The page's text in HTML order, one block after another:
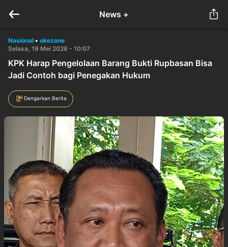
News +
Nasional • okezone
Selasa, 19 Mei 2026 - 10:07
KPK Harap Pengelolaan Barang Bukti Rupbasan Bisa
Jadi Contoh bagi Penegakan Hukum
Dengarkan Berita